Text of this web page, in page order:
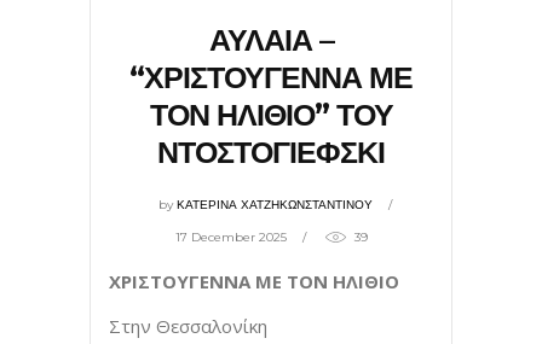
ΑΥΛΑΙΑ –
“ΧΡΙΣΤΟΥΓΕΝΝΑ ΜΕ
ΤΟΝ ΗΛΙΘΙΟ” ΤΟΥ
ΝΤΟΣΤΟΓΙΕΦΣΚΙ
byΚΑΤΕΡΙΝΑ ΧΑΤΖΗΚΩΝΣΤΑΝΤΙΝΟΥ
17 December 2025 39
ΧΡΙΣΤΟΥΓΕΝΝΑ ΜΕ ΤΟΝ ΗΛΙΘΙΟ
Στην Θεσσαλονίκη